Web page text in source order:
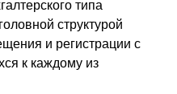
типа
структурой
и регистрации с
к каждому из